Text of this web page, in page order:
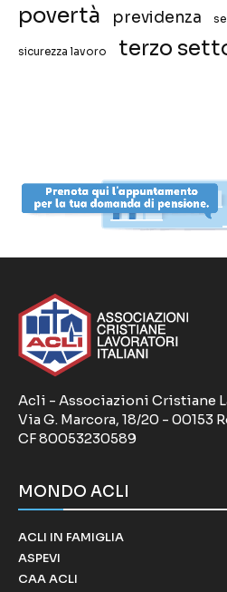
povertà previdenza
sicurezza lavoro terzo
Acli - Associazioni Cristiane
Via G. Marcora, 18/20 - 00153
CF 80053230589
MONDO ACLI
ACLI IN FAMIGLIA
ASPEVI
CAA ACLI